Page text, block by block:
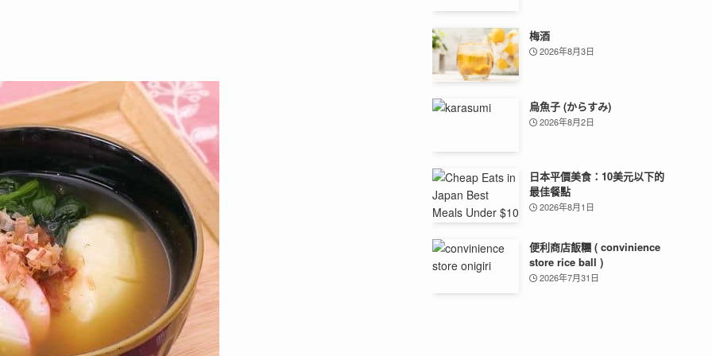
梅酒
2026年8月3日
烏魚子 (からすみ)
2026年8月2日
日本平價美食：10美元以下的
最佳餐點
2026年8月1日
便利商店飯糰 ( convinience
store rice ball )
2026年7月31日